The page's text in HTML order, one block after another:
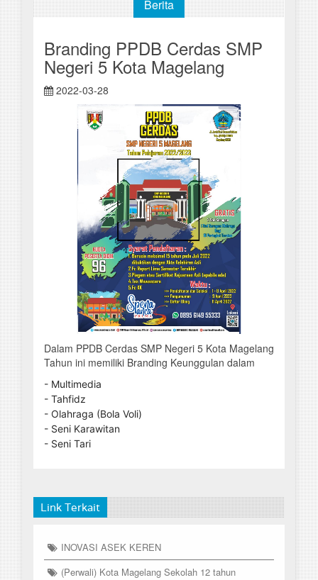
Berita
Branding PPDB Cerdas SMP
Negeri 5 Kota Magelang
2022-03-28
Dalam PPDB Cerdas SMP Negeri 5 Kota Magelang
Tahun ini memiliki Branding Keunggulan dalam
- Multimedia
- Tahfidz
- Olahraga (Bola Voli)
- Seni Karawitan
- Seni Tari
Link Terkait
INOVASI ASEK KEREN
(Perwali) Kota Magelang Sekolah 12 tahun